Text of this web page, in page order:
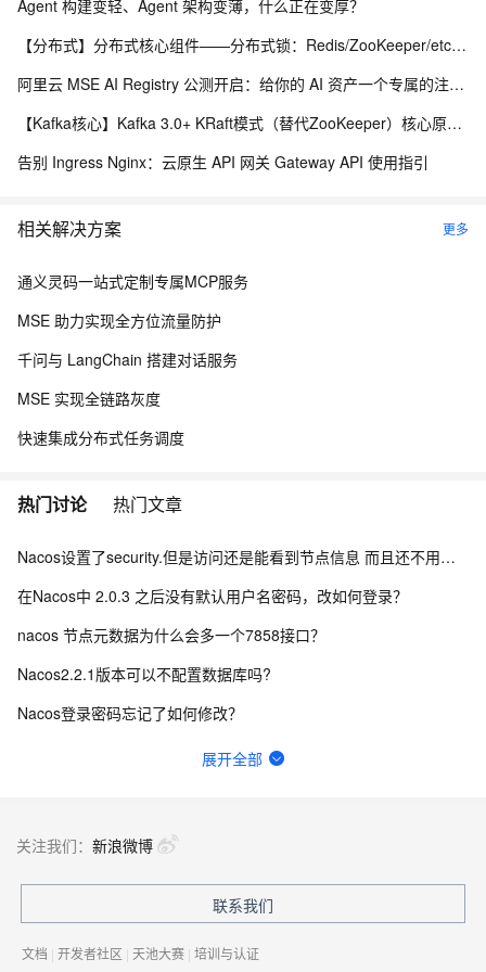
Agent 构建变轻、Agent 架构变薄，什么正在变厚？
【分布式】分布式核心组件——分布式锁：Redis/ZooKeeper/etcd 实现方案（附全方位对比表）、优缺点、Redlock、时钟回拨问题
阿里云 MSE AI Registry 公测开启：给你的 AI 资产一个专属的注册中心
【Kafka核心】Kafka 3.0+ KRaft模式（替代ZooKeeper）核心原理与优势
告别 Ingress Nginx：云原生 API 网关 Gateway API 使用指引
相关解决方案 更多
通义灵码一站式定制专属MCP服务
MSE 助力实现全方位流量防护
千问与 LangChain 搭建对话服务
MSE 实现全链路灰度
快速集成分布式任务调度
热门讨论 热门文章
Nacos设置了security.但是访问还是能看到节点信息 而且还不用验证身份怎么办？
在Nacos中 2.0.3 之后没有默认用户名密码，改如何登录？
nacos 节点元数据为什么会多一个7858接口？
Nacos2.2.1版本可以不配置数据库吗?
Nacos登录密码忘记了如何修改？
nacos2.4如何使用pg数据库初始化sql？
nacos连接超时原因有哪些？
展开全部
关注我们： 新浪微博
联系我们
文档 | 开发者社区 | 天池大赛 | 培训与认证